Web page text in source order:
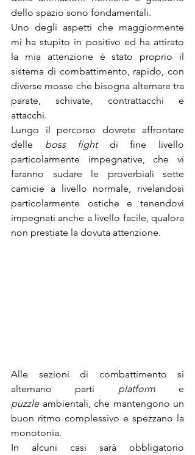
dello spazio sono fondamentali.
Uno degli aspetti che maggiormente
mi ha stupito in positivo ed ha attirato
la mia attenzione è stato proprio il
sistema di combattimento, rapido, con
diverse mosse che bisogna alternare tra
parate, schivate, contrattacchi e
attacchi.
Lungo il percorso dovrete affrontare
delle boss fight di fine livello
particolarmente impegnative, che vi
faranno sudare le proverbiali sette
camicie a livello normale, rivelandosi
particolarmente ostiche e tenendovi
impegnati anche a livello facile, qualora
non prestiate la dovuta attenzione.
Alle sezioni di combattimento si
alternano parti platform
puzzle ambientali, che mantengono un
buon ritmo complessivo e spezzano la
monotonia.
In alcuni casi sarà obbligatorio